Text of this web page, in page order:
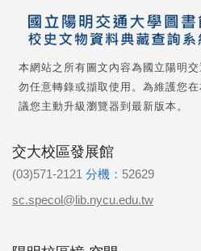
本網站之所有圖文內容為國立陽明
勿任意轉錄或擷取使用。為維護您
議您主動升級瀏覽器到最新版本。
交大校區發展館
(03)571-2121 分機： 52629
sc.specol@lib.nycu.edu.tw